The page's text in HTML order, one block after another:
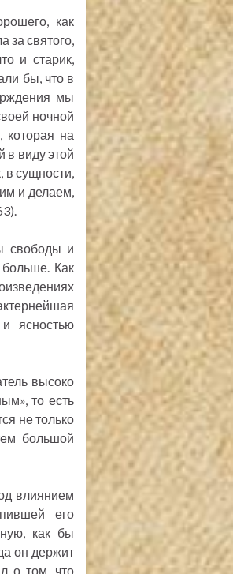
как
за святого,
и старик,
бы, что в
мы
ночной
на
в виду этой
в сущности,
и делаем,
свободы и
Как
ясностью
высоко
то есть
не только
большой
влиянием
его
как бы
он держит
о том, что